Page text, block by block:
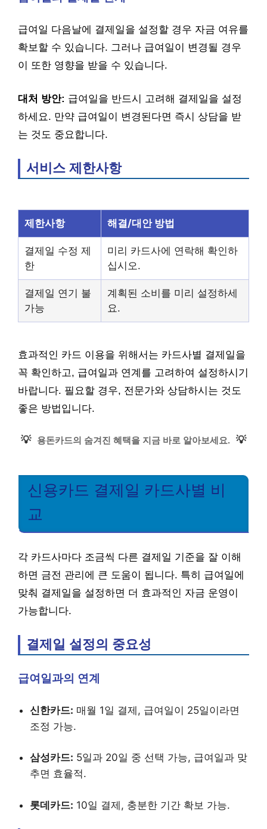
급여일 다음날에 결제일을 설정할 경우 자금 여유를
확보할 수 있습니다. 그러나 급여일이 변경될 경우
이 또한 영향을 받을 수 있습니다.
대처 방안: 급여일을 반드시 고려해 결제일을 설정
하세요. 만약 급여일이 변경된다면 즉시 상담을 받
는 것도 중요합니다.
서비스 제한사항
제한사항 해결/대안 방법
결제일 수정 제
한
미리 카드사에 연락해 확인하
십시오.
결제일 연기 불
가능
계획된 소비를 미리 설정하세
요.
효과적인 카드 이용을 위해서는 카드사별 결제일을
꼭 확인하고, 급여일과 연계를 고려하여 설정하시기
바랍니다. 필요할 경우, 전문가와 상담하시는 것도
좋은 방법입니다.
💡 용돈카드의 숨겨진 혜택을 지금 바로 알아보세요. 💡
신용카드 결제일 카드사별 비
교
각 카드사마다 조금씩 다른 결제일 기준을 잘 이해
하면 금전 관리에 큰 도움이 됩니다. 특히 급여일에
맞춰 결제일을 설정하면 더 효과적인 자금 운영이
가능합니다.
결제일 설정의 중요성
급여일과의 연계
신한카드: 매월 1일 결제, 급여일이 25일이라면
조정 가능.
삼성카드: 5일과 20일 중 선택 가능, 급여일과 맞
추면 효율적.
롯데카드: 10일 결제, 충분한 기간 확보 가능.